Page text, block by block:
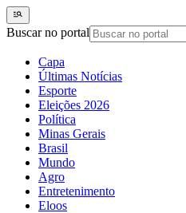
Buscar no portal
Capa
Últimas Notícias
Esporte
Eleições 2026
Política
Minas Gerais
Brasil
Mundo
Agro
Entretenimento
Eloos